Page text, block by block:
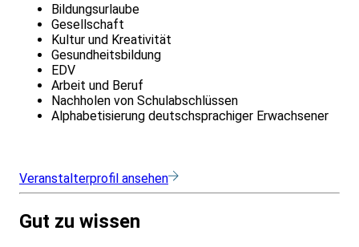
Bildungsurlaube
Gesellschaft
Kultur und Kreativität
Gesundheitsbildung
EDV
Arbeit und Beruf
Nachholen von Schulabschlüssen
Alphabetisierung deutschsprachiger Erwachsener
Veranstalterprofil ansehen
Gut zu wissen